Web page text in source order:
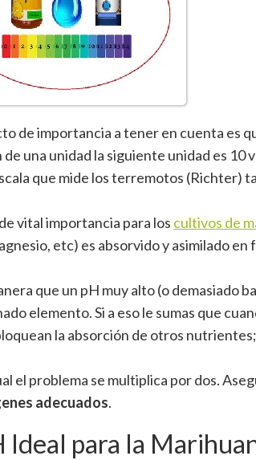
de importancia a tener en cuenta es
una unidad la siguiente unidad es 10
que mide los terremotos (Richter)
vital importancia para los cultivos de
etc) es absorvido y asimilado en
que un pH muy alto (o demasiado
elemento. Si a eso le sumas que
la absorción de otros
el problema se multiplica por dos.
adecuados.
Ideal para la